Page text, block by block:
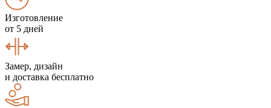
Изготовление
от 5 дней
Замер, дизайн
и доставка бесплатно